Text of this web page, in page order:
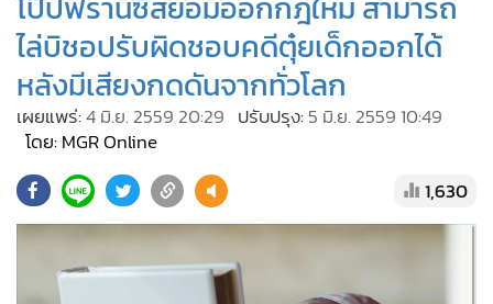
• ภูมิภาค
• Online Section
• บันเทิง
• ผู้จัดการรายวัน
คอลัมนิสต์
• ละคร
• CbizReview
ผู้จัดกวน
ไล่บิชอปรับผิดชอบคดีตุ๋ยเด็กออกได้
หลังมีเสียงกดดันจากทั่วโลก
เผยแพร่:4 มิ.ย. 2559 20:29 ปรับปรุง:5 มิ.ย. 2559 10:49
โดย: MGR Online
1,630